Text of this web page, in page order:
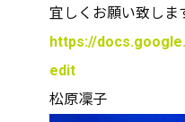
宜しくお願い致しま
https://
edit
松原凜子